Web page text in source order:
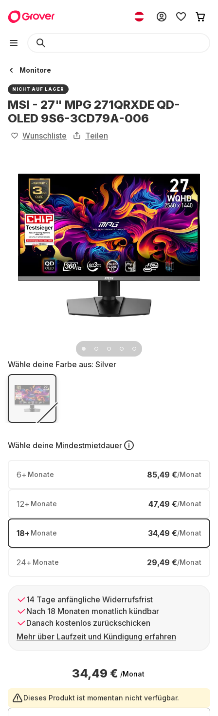
Monitore
NICHT AUF LAGER
MSI - 27" MPG 271QRXDE QD-
OLED 9S6-3CD79A-006
Wunschliste Teilen
Wähle deine Farbe aus: Silver
Wähle deine Mindestmietdauer
6+ Monate 85,49 €/Monat
12+ Monate 47,49 €/Monat
18+ Monate 34,49 €/Monat
24+ Monate 29,49 €/Monat
14 Tage anfängliche Widerrufsfrist
Nach 18 Monaten monatlich kündbar
Danach kostenlos zurückschicken
Mehr über Laufzeit und Kündigung erfahren
34,49 € /Monat
Dieses Produkt ist momentan nicht verfügbar.